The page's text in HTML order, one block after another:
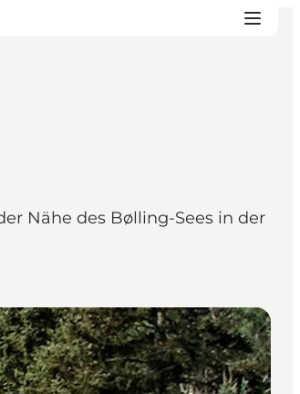
Nähe des Bølling-Sees in der